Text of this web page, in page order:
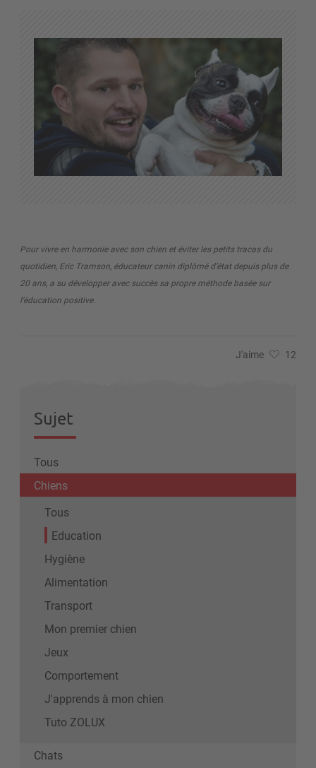
Pour vivre en harmonie avec son chien et éviter les petits tracas du
quotidien, Eric Tramson, éducateur canin diplômé d’état depuis plus de
20 ans, a su développer avec succès sa propre méthode basée sur
l’éducation positive.
J'aime 12
Sujet
Tous
Chiens
Tous
Education
Hygiène
Alimentation
Transport
Mon premier chien
Jeux
Comportement
J'apprends à mon chien
Tuto ZOLUX
Chats